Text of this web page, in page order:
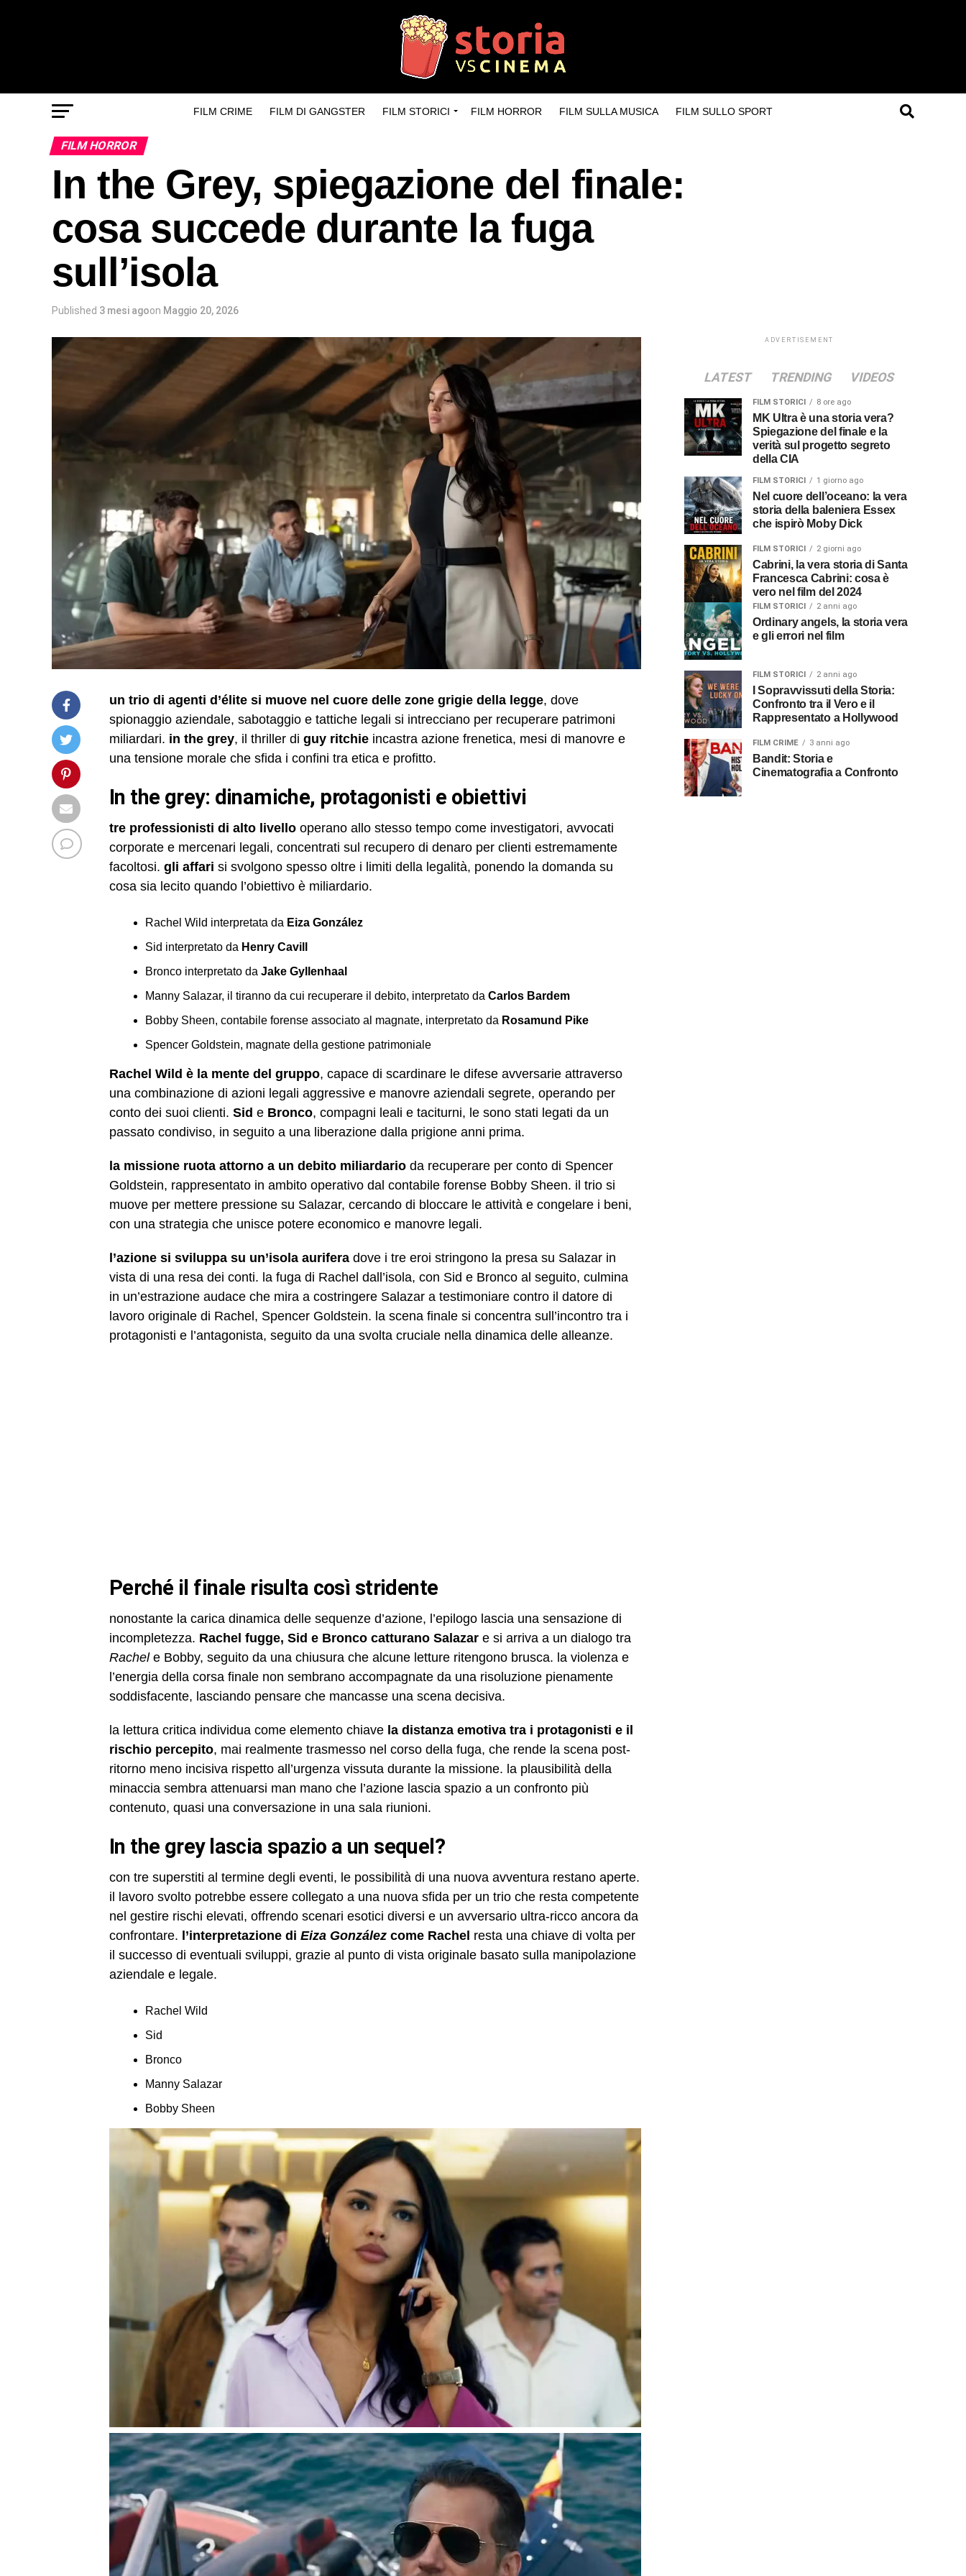
FILM CRIME FILM DI GANGSTER FILM STORICI FILM HORROR FILM SULLA MUSICA FILM SULLO SPORT
FILM HORROR
In the Grey, spiegazione del finale:
cosa succede durante la fuga
sull’isola
Published 3 mesi agoon Maggio 20, 2026
un trio di agenti d’élite si muove nel cuore delle zone grigie della legge, dove
spionaggio aziendale, sabotaggio e tattiche legali si intrecciano per recuperare patrimoni
miliardari. in the grey, il thriller di guy ritchie incastra azione frenetica, mesi di manovre e
una tensione morale che sfida i confini tra etica e profitto.
in the grey: dinamiche, protagonisti e obiettivi
tre professionisti di alto livello operano allo stesso tempo come investigatori, avvocati
corporate e mercenari legali, concentrati sul recupero di denaro per clienti estremamente
facoltosi. gli affari si svolgono spesso oltre i limiti della legalità, ponendo la domanda su
cosa sia lecito quando l’obiettivo è miliardario.
Rachel Wild interpretata da Eiza González
Sid interpretato da Henry Cavill
Bronco interpretato da Jake Gyllenhaal
Manny Salazar, il tiranno da cui recuperare il debito, interpretato da Carlos Bardem
Bobby Sheen, contabile forense associato al magnate, interpretato da Rosamund Pike
Spencer Goldstein, magnate della gestione patrimoniale
Rachel Wild è la mente del gruppo, capace di scardinare le difese avversarie attraverso
una combinazione di azioni legali aggressive e manovre aziendali segrete, operando per
conto dei suoi clienti. Sid e Bronco, compagni leali e taciturni, le sono stati legati da un
passato condiviso, in seguito a una liberazione dalla prigione anni prima.
la missione ruota attorno a un debito miliardario da recuperare per conto di Spencer
Goldstein, rappresentato in ambito operativo dal contabile forense Bobby Sheen. il trio si
muove per mettere pressione su Salazar, cercando di bloccare le attività e congelare i beni,
con una strategia che unisce potere economico e manovre legali.
l’azione si sviluppa su un’isola aurifera dove i tre eroi stringono la presa su Salazar in
vista di una resa dei conti. la fuga di Rachel dall’isola, con Sid e Bronco al seguito, culmina
in un’estrazione audace che mira a costringere Salazar a testimoniare contro il datore di
lavoro originale di Rachel, Spencer Goldstein. la scena finale si concentra sull’incontro tra i
protagonisti e l’antagonista, seguito da una svolta cruciale nella dinamica delle alleanze.
perché il finale risulta così stridente
nonostante la carica dinamica delle sequenze d’azione, l’epilogo lascia una sensazione di
incompletezza. Rachel fugge, Sid e Bronco catturano Salazar e si arriva a un dialogo tra
Rachele Bobby, seguito da una chiusura che alcune letture ritengono brusca. la violenza e
l’energia della corsa finale non sembrano accompagnate da una risoluzione pienamente
soddisfacente, lasciando pensare che mancasse una scena decisiva.
la lettura critica individua come elemento chiave la distanza emotiva tra i protagonisti e il
rischio percepito, mai realmente trasmesso nel corso della fuga, che rende la scena post-
ritorno meno incisiva rispetto all’urgenza vissuta durante la missione. la plausibilità della
minaccia sembra attenuarsi man mano che l’azione lascia spazio a un confronto più
contenuto, quasi una conversazione in una sala riunioni.
in the grey lascia spazio a un sequel?
con tre superstiti al termine degli eventi, le possibilità di una nuova avventura restano aperte.
il lavoro svolto potrebbe essere collegato a una nuova sfida per un trio che resta competente
nel gestire rischi elevati, offrendo scenari esotici diversi e un avversario ultra-ricco ancora da
confrontare. l’interpretazione di Eiza González come Rachel resta una chiave di volta per
il successo di eventuali sviluppi, grazie al punto di vista originale basato sulla manipolazione
aziendale e legale.
Rachel Wild
Sid
Bronco
Manny Salazar
Bobby Sheen
ADVERTISEMENT
LATEST TRENDING VIDEOS
FILM STORICI 8 ore ago
MK Ultra è una storia vera?
Spiegazione del finale e la
verità sul progetto segreto
della CIA
FILM STORICI 1 giorno ago
Nel cuore dell’oceano: la vera
storia della baleniera Essex
che ispirò Moby Dick
FILM STORICI 2 giorni ago
Cabrini, la vera storia di Santa
Francesca Cabrini: cosa è
vero nel film del 2024
FILM STORICI 2 anni ago
Ordinary angels, la storia vera
e gli errori nel film
FILM STORICI 2 anni ago
Confronto tra il Vero e il
Rappresentato a Hollywood
FILM CRIME 3 anni ago
Bandit: Storia e
Cinematografia a Confronto